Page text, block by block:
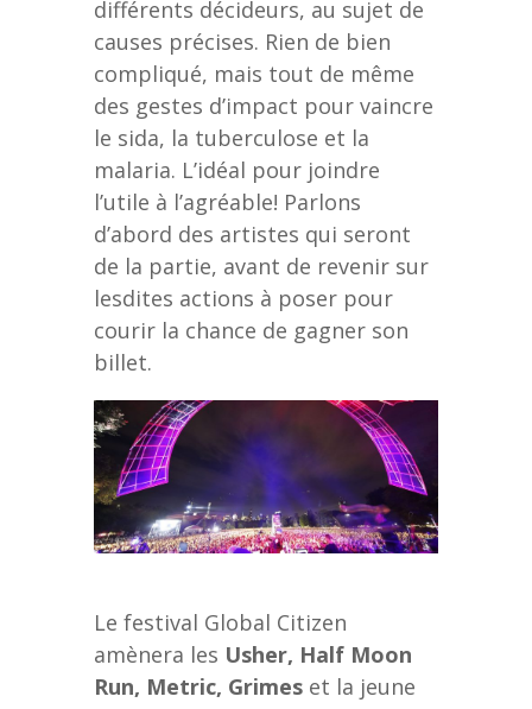
différents décideurs, au sujet de
causes précises. Rien de bien
compliqué, mais tout de même
des gestes d’impact pour vaincre
le sida, la tuberculose et la
malaria. L’idéal pour joindre
l’utile à l’agréable! Parlons
d’abord des artistes qui seront
de la partie, avant de revenir sur
lesdites actions à poser pour
courir la chance de gagner son
billet.
Le festival Global Citizen
amènera les Usher, Half Moon
Run, Metric, Grimes et la jeune